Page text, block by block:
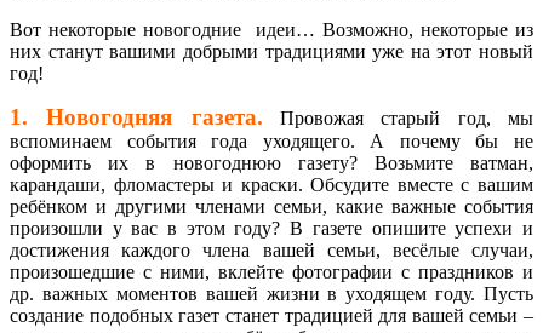
Вот некоторые новогодние идеи… Возможно, некоторые из
них станут вашими добрыми традициями уже на этот новый
год!
1. Новогодняя газета. Провожая старый год, мы
вспоминаем события года уходящего. А почему бы не
оформить их в новогоднюю газету? Возьмите ватман,
карандаши, фломастеры и краски. Обсудите вместе с вашим
ребёнком и другими членами семьи, какие важные события
произошли у вас в этом году? В газете опишите успехи и
достижения каждого члена вашей семьи, весёлые случаи,
произошедшие с ними, вклейте фотографии с праздников и
др. важных моментов вашей жизни в уходящем году. Пусть
создание подобных газет станет традицией для вашей семьи –